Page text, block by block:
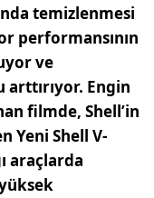
temizlenmesi
performansının
ve
Engin
filmde, Shell’in
Yeni Shell V-
araçlarda